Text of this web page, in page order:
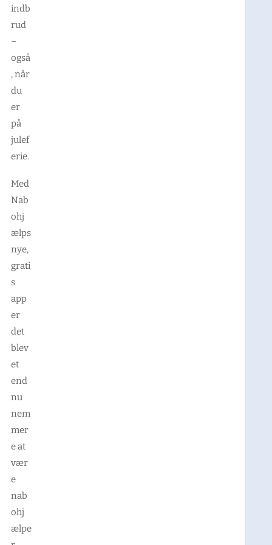
indb
rud
–
også
, når
du
er
på
julef
erie.
Med
Nab
ohj
ælps
nye,
grati
s
app
er
det
blev
et
end
nu
nem
mer
e at
vær
e
nab
ohj
ælpe